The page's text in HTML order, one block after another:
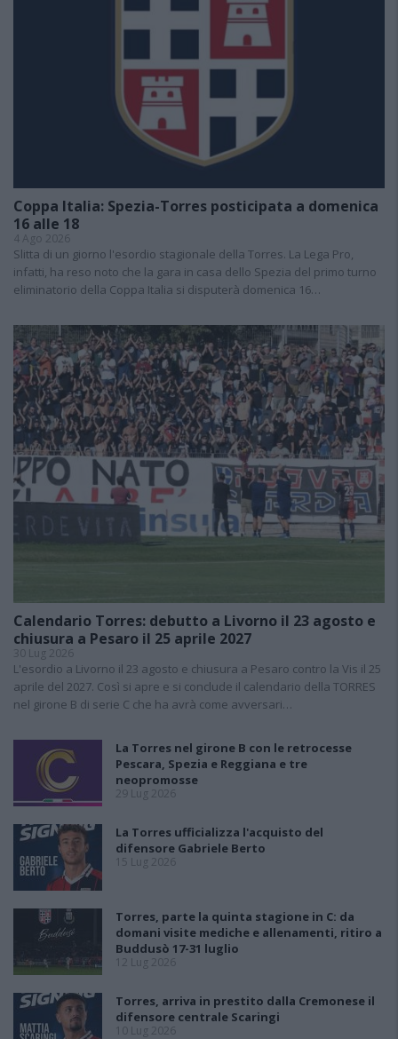
Coppa Italia: Spezia-Torres posticipata a domenica
16 alle 18
4 Ago 2026
Slitta di un giorno l'esordio stagionale della Torres. La Lega Pro,
infatti, ha reso noto che la gara in casa dello Spezia del primo turno
eliminatorio della Coppa Italia si disputerà domenica 16…
Calendario Torres: debutto a Livorno il 23 agosto e
chiusura a Pesaro il 25 aprile 2027
30 Lug 2026
L'esordio a Livorno il 23 agosto e chiusura a Pesaro contro la Vis il 25
aprile del 2027. Così si apre e si conclude il calendario della TORRES
nel girone B di serie C che ha avrà come avversari…
La Torres nel girone B con le retrocesse
Pescara, Spezia e Reggiana e tre
neopromosse
29 Lug 2026
La Torres ufficializza l'acquisto del
difensore Gabriele Berto
15 Lug 2026
Torres, parte la quinta stagione in C: da
domani visite mediche e allenamenti, ritiro a
Buddusò 17-31 luglio
12 Lug 2026
Torres, arriva in prestito dalla Cremonese il
difensore centrale Scaringi
10 Lug 2026